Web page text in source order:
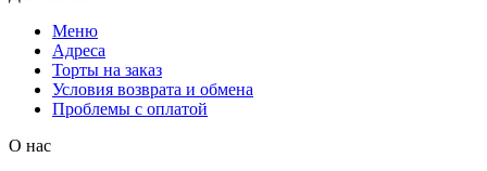
Меню
Адреса
Торты на заказ
Условия возврата и обмена
Проблемы с оплатой
О нас